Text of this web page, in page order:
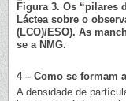
Figura 3. Os “pilares
Láctea sobre o
(LCO)/ESO). As
se a NMG.
4 – Como se formam
A densidade de